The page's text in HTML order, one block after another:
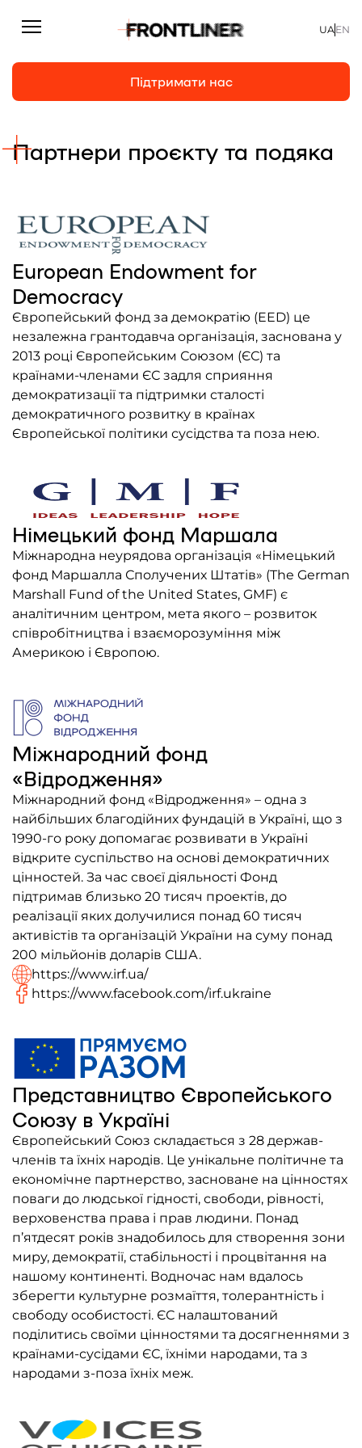
Репортажі
Особисто
На часі
Про нас
Підтримати
Команда
Контакти
Співпраця
Партнери проєкту та подяка
Редакційна політика | Копірайт
Документи
Підтримати нас
UAEN
Підтримати нас
Партнери проєкту та подяка
European Endowment for
Democracy
Європейський фонд за демократію (EED) це
незалежна грантодавча організація, заснована у
2013 році Європейським Союзом (ЄС) та
країнами-членами ЄС задля сприяння
демократизації та підтримки сталості
демократичного розвитку в країнах
Європейської політики сусідства та поза нею.
Німецький фонд Маршала
Міжнародна неурядова організація «Німецький
фонд Маршалла Сполучених Штатів» (The German
Marshall Fund of the United States, GMF) є
аналітичним центром, мета якого – розвиток
співробітництва і взаєморозуміння між
Америкою і Європою.
Міжнародний фонд
«Відродження»
Міжнародний фонд «Відродження» – одна з
найбільших благодійних фундацій в Україні, що з
1990-го року допомагає розвивати в Україні
відкрите суспільство на основі демократичних
цінностей. За час своєї діяльності Фонд
підтримав близько 20 тисяч проектів, до
реалізації яких долучилися понад 60 тисяч
активістів та організацій України на суму понад
200 мільйонів доларів США.
https://www.irf.ua/
https://www.facebook.com/irf.ukraine
Представництво Європейського
Союзу в Україні
Європейський Союз складається з 28 держав-
членів та їхніх народів. Це унікальне політичне та
економічне партнерство, засноване на цінностях
поваги до людської гідності, свободи, рівності,
верховенства права і прав людини. Понад
п’ятдесят років знадобилось для створення зони
миру, демократії, стабільності і процвітання на
нашому континенті. Водночас нам вдалось
зберегти культурне розмаїття, толерантність і
свободу особистості. ЄС налаштований
поділитись своїми цінностями та досягненнями з
країнами-сусідами ЄС, їхніми народами, та з
народами з-поза їхніх меж.